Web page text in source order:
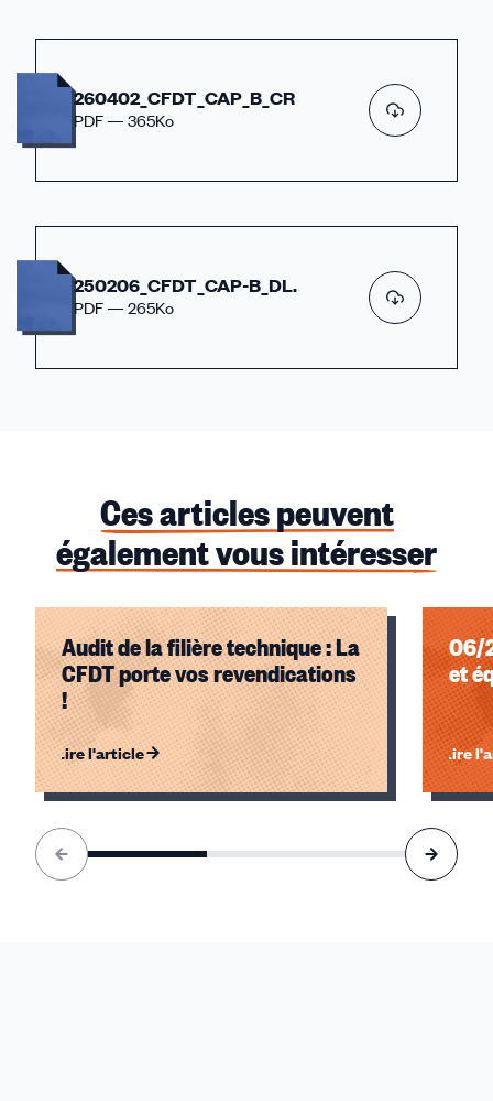
260402_CFDT_CAP_B_CR
PDF — 365Ko
250206_CFDT_CAP-B_DL.
PDF — 265Ko
Ces articles peuvent
également vous intéresser
Audit de la filière technique : La
CFDT porte vos revendications
!
Lire l'article
06/
et
Lire